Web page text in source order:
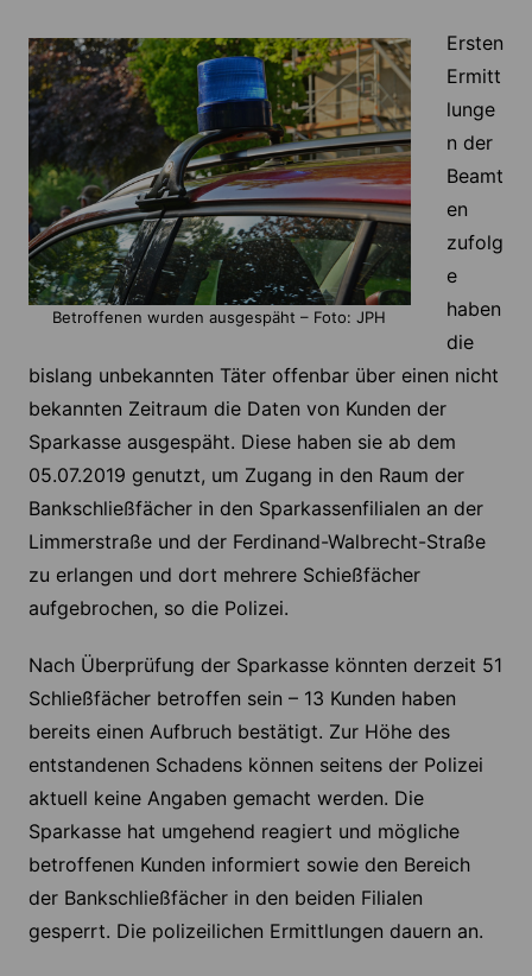
Betroffenen wurden ausgespäht – Foto: JPH
Ersten
Ermitt
lunge
n der
Beamt
en
zufolg
e
haben
die
bislang unbekannten Täter offenbar über einen nicht
bekannten Zeitraum die Daten von Kunden der
Sparkasse ausgespäht. Diese haben sie ab dem
05.07.2019 genutzt, um Zugang in den Raum der
Bankschließfächer in den Sparkassenfilialen an der
Limmerstraße und der Ferdinand-Walbrecht-Straße
zu erlangen und dort mehrere Schießfächer
aufgebrochen, so die Polizei.
Nach Überprüfung der Sparkasse könnten derzeit 51
Schließfächer betroffen sein – 13 Kunden haben
bereits einen Aufbruch bestätigt. Zur Höhe des
entstandenen Schadens können seitens der Polizei
aktuell keine Angaben gemacht werden. Die
Sparkasse hat umgehend reagiert und mögliche
betroffenen Kunden informiert sowie den Bereich
der Bankschließfächer in den beiden Filialen
gesperrt. Die polizeilichen Ermittlungen dauern an.